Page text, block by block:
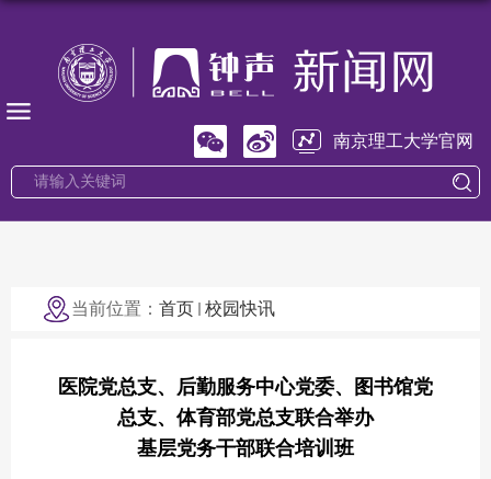
南京理工大学官网
当前位置： 首页 校园快讯
医院党总支、后勤服务中心党委、图书馆党
总支、体育部党总支联合举办
基层党务干部联合培训班